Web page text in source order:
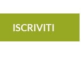
ISCRIVITI